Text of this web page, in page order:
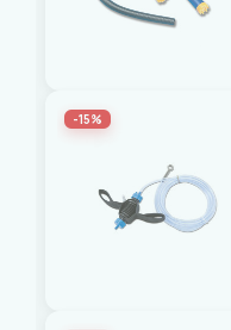
-15%